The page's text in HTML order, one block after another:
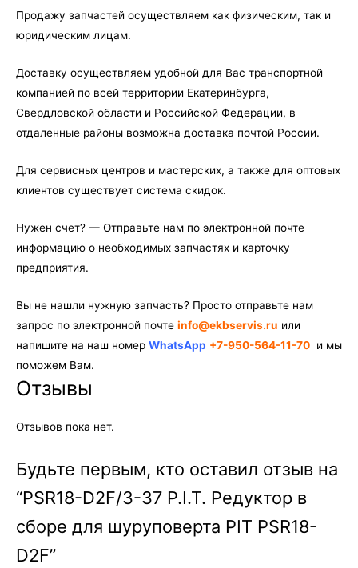
PIT
PSR18-
Продажу запчастей осуществляем как физическим, так и
юридическим лицам.
Доставку осуществляем удобной для Вас транспортной
компанией по всей территории Екатеринбурга,
Свердловской области и Российской Федерации, в
отдаленные районы возможна доставка почтой России.
Для сервисных центров и мастерских, а также для оптовых
клиентов существует система скидок.
Нужен счет? — Отправьте нам по электронной почте
информацию о необходимых запчастях и карточку
предприятия.
Вы не нашли нужную запчасть? Просто отправьте нам
запрос по электронной почте info@ekbservis.ru или
напишите на наш номер WhatsApp +7-950-564-11-70 и мы
поможем Вам.
Отзывы
Отзывов пока нет.
Будьте первым, кто оставил отзыв на
“PSR18-D2F/3-37 P.I.T. Редуктор в
сборе для шуруповерта PIT PSR18-
D2F”